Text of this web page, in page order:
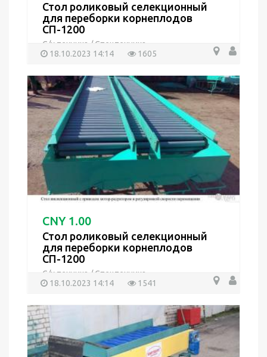
Стол роликовый селекционный
для переборки корнеплодов
СП-1200
С/х техника /Спецтехника
18.10.2023 14:14
1605
CNY 1.00
Стол роликовый селекционный
для переборки корнеплодов
СП-1200
С/х техника /Спецтехника
18.10.2023 14:14
1541